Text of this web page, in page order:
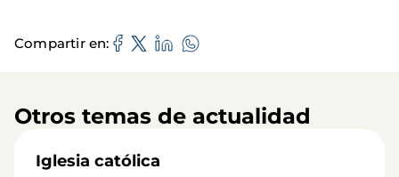
Compartir en
Otros temas de actualidad
Iglesia católica